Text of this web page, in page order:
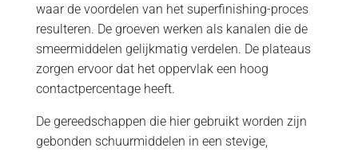
waar de voordelen van het superfinishing-proces
resulteren. De groeven werken als kanalen die de
smeermiddelen gelijkmatig verdelen. De plateaus
zorgen ervoor dat het oppervlak een hoog
contactpercentage heeft.
De gereedschappen die hier gebruikt worden zijn
gebonden schuurmiddelen in een stevige,